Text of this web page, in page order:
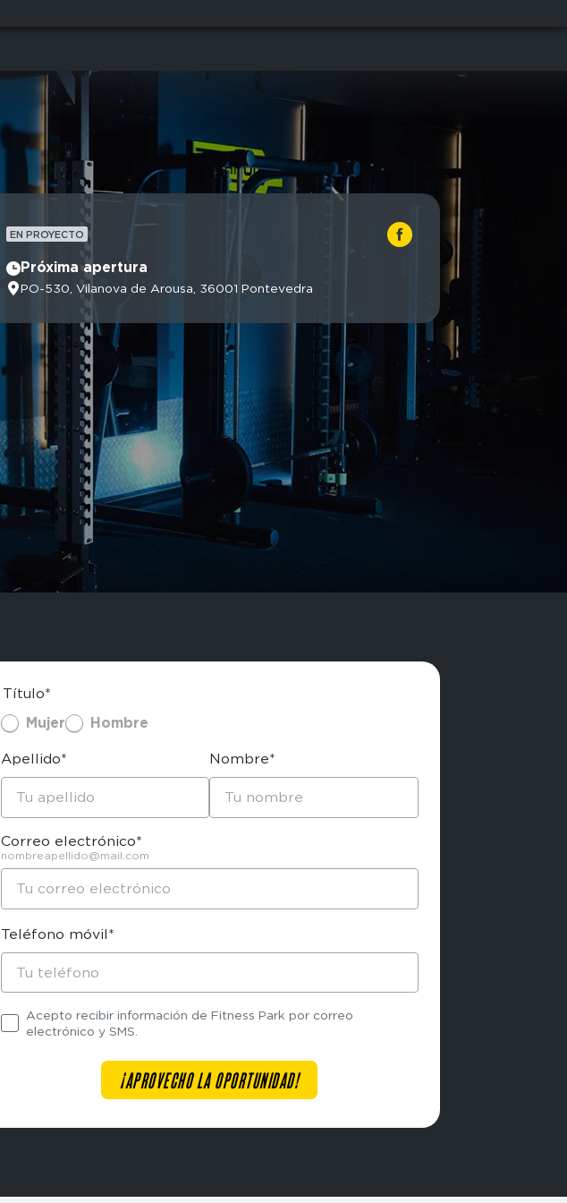
EN PROYECTO
Próxima apertura
PO-530, Vilanova de Arousa, 36001 Pontevedra
Título*
Mujer
Hombre
Apellido* Nombre*
Correo electrónico*
nombreapellido@mail.com
Teléfono móvil*
Acepto recibir información de Fitness Park por correo
electrónico y SMS.